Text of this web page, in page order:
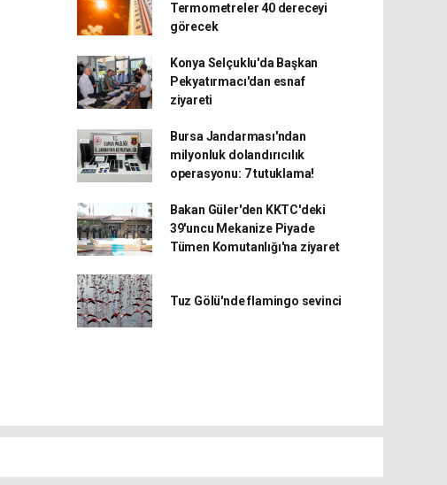
Termometreler 40 dereceyi
görecek
Konya Selçuklu'da Başkan
Pekyatırmacı'dan esnaf
ziyareti
Bursa Jandarması'ndan
milyonluk dolandırıcılık
operasyonu: 7 tutuklama!
Bakan Güler'den KKTC'deki
39'uncu Mekanize Piyade
Tümen Komutanlığı'na ziyaret
Tuz Gölü'nde flamingo sevinci